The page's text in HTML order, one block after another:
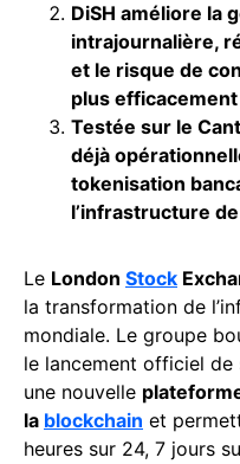
DiSH améliore la
intrajournalière,
et le risque de
plus
Testée sur le
déjà
tokenisation
l’infrastructure
Le London Stock
la transformation de
mondiale. Le groupe
le lancement officiel de
une nouvelle
la blockchain et
heures sur 24, 7 jours